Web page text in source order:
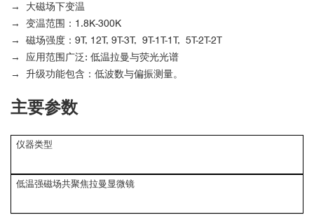
→ 大磁场下变温
→ 变温范围：1.8K-300K
→ 磁场强度：9T, 12T, 9T-3T, 9T-1T-1T, 5T-2T-2T
→ 应用范围广泛: 低温拉曼与荧光光谱
→ 升级功能包含：低波数与偏振测量。
主要参数
仪器类型
低温强磁场共聚焦拉曼显微镜